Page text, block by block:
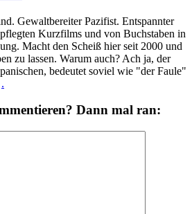
Gewaltbereiter Pazifist. Entspannter
Kurzfilms und von Buchstaben in
Macht den Scheiß hier seit 2000 und
zu lassen. Warum auch? Ach ja, der
bedeutet soviel wie "der Faule"
.
Dann mal ran: